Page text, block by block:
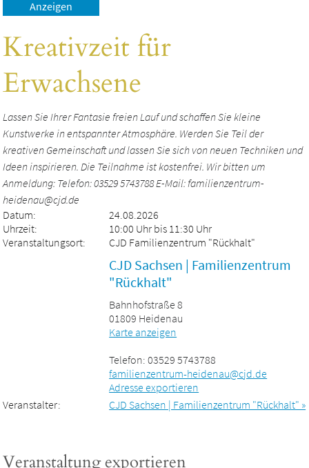
Kreativzeit für
Erwachsene
Lassen Sie Ihrer Fantasie freien Lauf und schaffen Sie kleine
Kunstwerke in entspannter Atmosphäre. Werden Sie Teil der
kreativen Gemeinschaft und lassen Sie sich von neuen Techniken und
Ideen inspirieren. Die Teilnahme ist kostenfrei. Wir bitten um
Anmeldung: Telefon: 03529 5743788 E-Mail: familienzentrum-
heidenau@cjd.de
Datum:
24.08.2026
Uhrzeit:
10:00 Uhr bis 11:30 Uhr
Veranstaltungsort:
CJD Familienzentrum "Rückhalt"
CJD Sachsen | Familienzentrum
"Rückhalt"
Bahnhofstraße 8
01809 Heidenau
Karte anzeigen
Telefon: 03529 5743788
familienzentrum-heidenau@cjd.de
Adresse exportieren
Veranstalter:
CJD Sachsen | Familienzentrum "Rückhalt" »
Veranstaltung exportieren